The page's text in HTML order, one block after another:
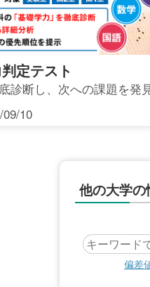
定テスト
診断し、次への課題を発
10
他の大学の
偏差